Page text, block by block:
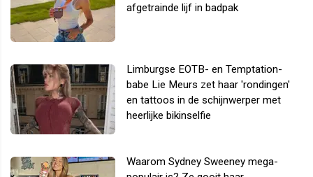
afgetrainde lijf in badpak
Limburgse EOTB- en Temptation-
babe Lie Meurs zet haar 'rondingen'
en tattoos in de schijnwerper met
heerlijke bikinselfie
Waarom Sydney Sweeney mega-